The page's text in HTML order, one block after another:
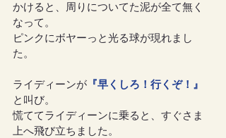
かけると、周りについてた泥が全て無く
なって。
ピンクにボヤーっと光る球が現れまし
た。
ライディーンが 『早くしろ！行くぞ！』
と叫び。
慌ててライディーンに乗ると、すぐさま
上へ飛び立ちました。